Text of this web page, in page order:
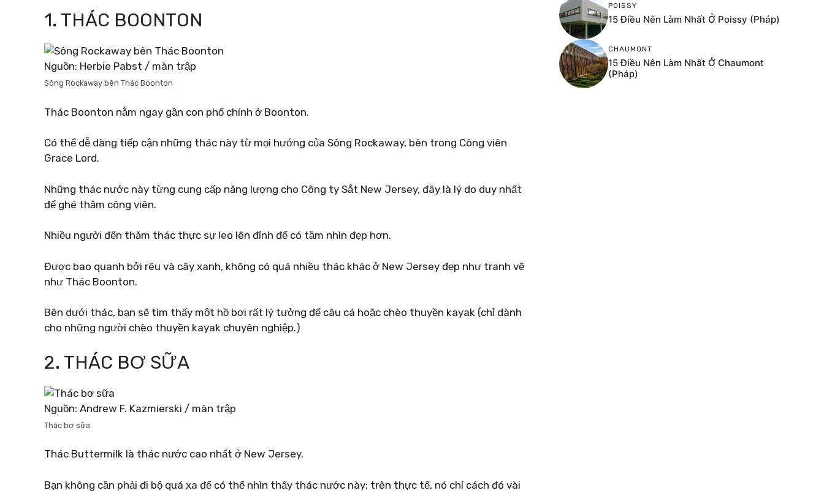
1. THÁC BOONTON
Nguồn: Herbie Pabst / màn trập
Sông Rockaway bên Thác Boonton
Thác Boonton nằm ngay gần con phố chính ở Boonton.
Có thể dễ dàng tiếp cận những thác này từ mọi hướng của Sông Rockaway, bên trong Công viên
Grace Lord.
Những thác nước này từng cung cấp năng lượng cho Công ty Sắt New Jersey, đây là lý do duy nhất
để ghé thăm công viên.
Nhiều người đến thăm thác thực sự leo lên đỉnh để có tầm nhìn đẹp hơn.
Được bao quanh bởi rêu và cây xanh, không có quá nhiều thác khác ở New Jersey đẹp như tranh vẽ
như Thác Boonton.
Bên dưới thác, bạn sẽ tìm thấy một hồ bơi rất lý tưởng để câu cá hoặc chèo thuyền kayak (chỉ dành
cho những người chèo thuyền kayak chuyên nghiệp.)
2. THÁC BƠ SỮA
Nguồn: Andrew F. Kazmierski / màn trập
Thác bơ sữa
Thác Buttermilk là thác nước cao nhất ở New Jersey.
Bạn không cần phải đi bộ quá xa để có thể nhìn thấy thác nước này; trên thực tế, nó chỉ cách đó vài
POISSY
15 Điều Nên Làm Nhất Ở Poissy (Pháp)
CHAUMONT
15 Điều Nên Làm Nhất Ở Chaumont
(Pháp)